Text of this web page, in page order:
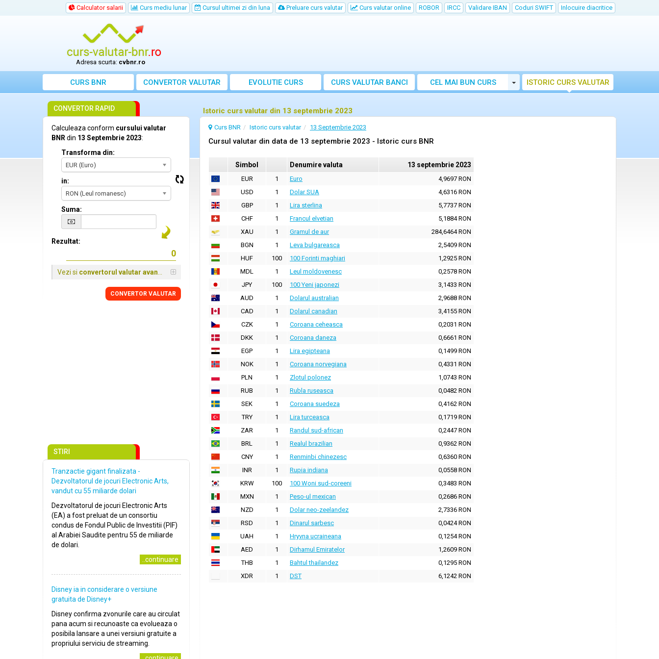
Calculator salarii Curs mediu lunar Cursul ultimei zi din luna Preluare curs valutar Curs valutar online ROBOR IRCC Validare IBAN Coduri SWIFT Inlocuire diacritice
Adresa scurta: cvbnr.ro
CURS BNR CONVERTOR VALUTAR EVOLUTIE CURS CURS VALUTAR BANCI CEL MAI BUN CURS Toggle Dropdown
ISTORIC CURS VALUTAR
Istoric curs valutar din 13 septembrie 2023
Curs BNR Istoric curs valutar 13 Septembrie 2023
Cursul valutar din data de 13 septembrie 2023 - Istoric curs BNR
Simbol Denumire valuta 13 septembrie 2023
EUR 1 Euro
4,9697 RON
USD
1 Dolar SUA
4,6316 RON
GBP
1 Lira sterlina
5,7737 RON
CHF
1 Francul elvetian
5,1884 RON
XAU
1 Gramul de aur
284,6464 RON
BGN
1 Leva bulgareasca
2,5409 RON
HUF
100 100 Forinti maghiari
1,2925 RON
MDL
1 Leul moldovenesc
0,2578 RON
JPY
100 100 Yeni japonezi
3,1433 RON
AUD
1 Dolarul australian
2,9688 RON
CAD
1 Dolarul canadian
3,4155 RON
CZK
1 Coroana ceheasca
0,2031 RON
DKK
1 Coroana daneza
0,6661 RON
EGP
1 Lira egipteana
0,1499 RON
NOK
1 Coroana norvegiana
0,4331 RON
PLN
1 Zlotul polonez
1,0743 RON
RUB
1 Rubla ruseasca
0,0482 RON
SEK
1 Coroana suedeza
0,4162 RON
TRY
1 Lira turceasca
0,1719 RON
ZAR
1 Randul sud-african
0,2447 RON
BRL
1 Realul brazilian
0,9362 RON
CNY
1 Renminbi chinezesc
0,6360 RON
INR
1 Rupia indiana
0,0558 RON
KRW
100 100 Woni sud-coreeni
0,3483 RON
MXN
1 Peso-ul mexican
0,2686 RON
NZD
1 Dolar neo-zeelandez
2,7336 RON
RSD
1 Dinarul sarbesc
0,0424 RON
UAH
1 Hryvna ucraineana
0,1254 RON
AED
1 Dirhamul Emiratelor
1,2609 RON
THB
1 Bahtul thailandez
0,1295 RON
XDR
1 DST 6,1242 RON
CONVERTOR RAPID
Calculeaza conform cursului valutar
BNR din 13 Septembrie 2023:
Transforma din:
EUR (Euro)
in:
RON (Leul romanesc)
Suma:
Rezultat:
Vezi si convertorul valutar avansat
CONVERTOR VALUTAR
STIRI
Tranzactie gigant finalizata -
Dezvoltatorul de jocuri Electronic Arts,
vandut cu 55 miliarde dolari
Dezvoltatorul de jocuri Electronic Arts
(EA) a fost preluat de un consortiu
condus de Fondul Public de Investitii (PIF)
al Arabiei Saudite pentru 55 de miliarde
de dolari.
..continuare
Disney ia in considerare o versiune
gratuita de Disney+
Disney confirma zvonurile care au circulat
pana acum si recunoaste ca evolueaza o
posibila lansare a unei versiuni gratuite a
propriului serviciu de streaming.